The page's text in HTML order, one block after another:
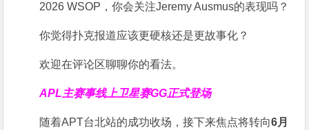
2026 WSOP，你会关注Jeremy Ausmus的表现吗？
你觉得扑克报道应该更硬核还是更故事化？
欢迎在评论区聊聊你的看法。
APL主赛事线上卫星赛GG正式登场
随着APT台北站的成功收场，接下来焦点将转向6月